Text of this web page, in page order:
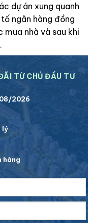
dự án xung quanh
ngân hàng đồng
mua nhà và sau khi
TỪ CHỦ ĐẦU TƯ
2026
lý
hàng